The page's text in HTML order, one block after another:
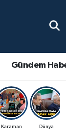
Gündem
Karaman Dünya